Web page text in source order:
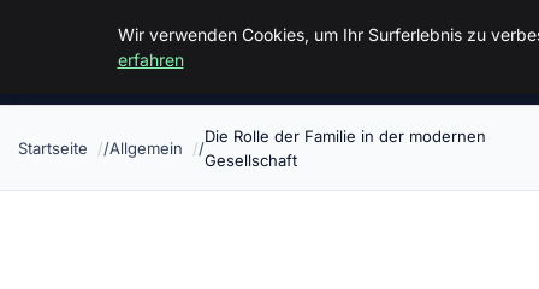
Malzminden
Startseite Allgemein
Die Rolle der Familie in der modernen
Gesellschaft
Wir verwenden Cookies, um Ihr Surferlebnis zu
erfahren